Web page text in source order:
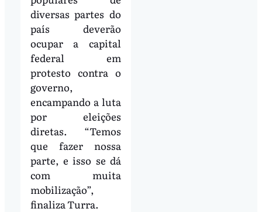
diversas partes do
país deverão
ocupar a capital
federal em
protesto contra o
governo,
encampando a luta
por eleições
diretas. “Temos
que fazer nossa
parte, e isso se dá
com muita
mobilização”,
finaliza Turra.